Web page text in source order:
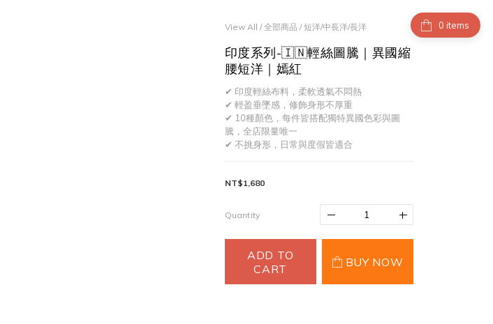
items
View All /全部商品 /短洋/中長洋/長洋
印度系列-🇮🇳輕絲圖騰｜異國縮
腰短洋｜嫣紅
✔ 印度輕絲布料，柔軟透氣不悶熱
✔ 輕盈垂墜感，修飾身形不厚重
✔ 10種顏色，每件皆搭配獨特異國色彩與圖
騰，全店限量唯一
✔ 不挑身形，日常與度假皆適合
NT$1,680
Quantity
ADD TO
CART
BUY NOW